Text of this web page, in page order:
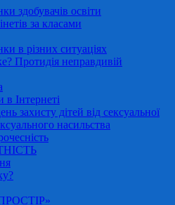
здобувачів освіти
за класами
в різних ситуаціях
Протидія неправдивій
Інтернеті
захисту дітей від сексуальної
насильства